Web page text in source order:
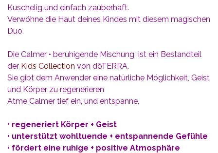
Kuschelig und einfach zauberhaft.
Verwöhne die Haut deines Kindes mit diesem magischen
Duo.
Die Calmer • beruhigende Mischung ist ein Bestandteil
der Kids Collection von dōTERRA.
Sie gibt dem Anwender eine natürliche Möglichkeit, Geist
und Körper zu regenerieren
Atme Calmer tief ein, und entspanne.
• regeneriert Körper + Geist
• unterstützt wohltuende + entspannende Gefühle
• fördert eine ruhige + positive Atmosphäre